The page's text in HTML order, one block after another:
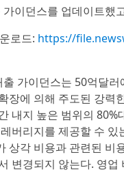
이던스를 업데이트했
로드: https://
가이던스는 50억달
장에 의해 주도된 강력
내지 높은 범위의
버리지를 제공할 수
상각 비용과 관련된 비
변경되지 않는다. 영